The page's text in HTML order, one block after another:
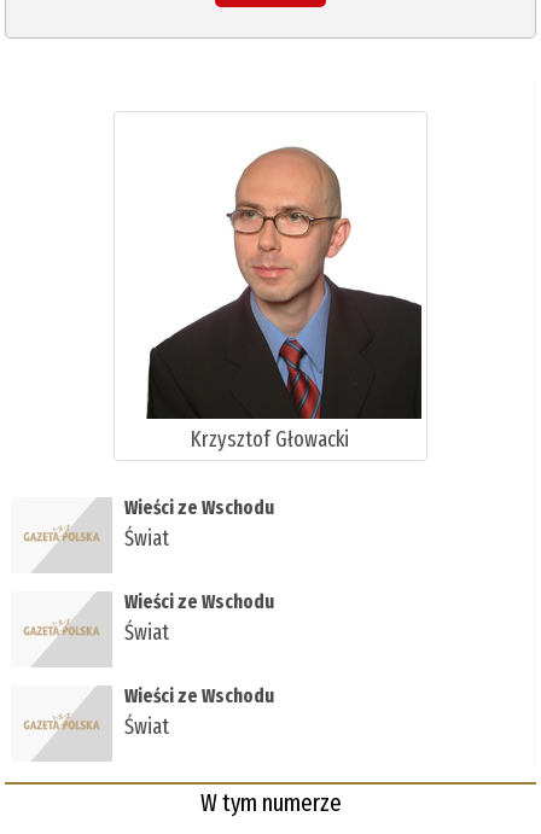
Krzysztof Głowacki
Wieści ze Wschodu
Świat
Wieści ze Wschodu
Świat
Wieści ze Wschodu
Świat
W tym numerze